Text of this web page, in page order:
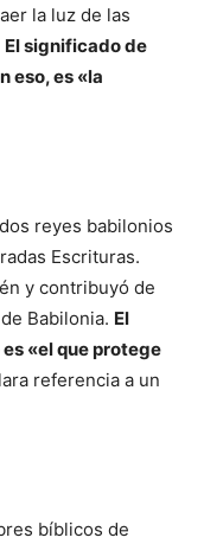
la luz de las
El significado de
eso, es «la
reyes babilonios
Escrituras.
y contribuyó de
Babilonia. El
«el que protege
referencia a un
bíblicos de